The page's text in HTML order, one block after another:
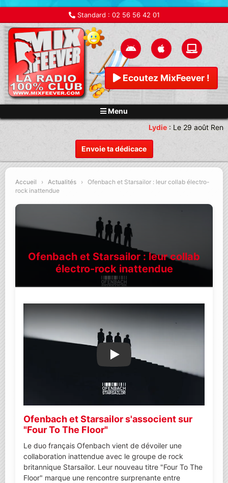
Standard : 02 56 56 42 01
Ecoutez MixFeever !
Menu
Envoie ta dédicace
Lydie: Le 29 août
Accueil › Actualités › Ofenbach et Starsailor : leur collab électro-
rock inattendue
Ofenbach et Starsailor : leur collab
électro-rock inattendue
Lire la vidéo YouTube
Ofenbach et Starsailor s'associent sur
"Four To The Floor"
Le duo français Ofenbach vient de dévoiler une
collaboration inattendue avec le groupe de rock
britannique Starsailor. Leur nouveau titre "Four To The
Floor" marque une rencontre surprenante entre